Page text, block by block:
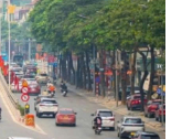
- Gia đình